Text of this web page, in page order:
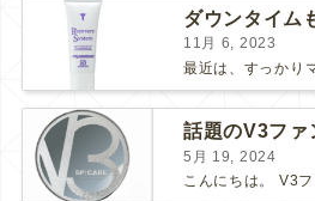
11月 6, 2023
5月 19, 2024